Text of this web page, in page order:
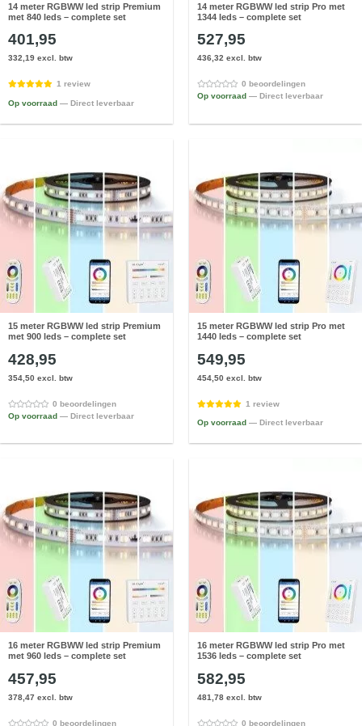
14 meter RGBWW led strip Premium
met 840 leds – complete set
401,95
332,19 excl. btw
1 review
Op voorraad — Direct leverbaar
14 meter RGBWW led strip Pro met
1344 leds – complete set
527,95
436,32 excl. btw
0 beoordelingen
Op voorraad — Direct leverbaar
15 meter RGBWW led strip Premium
met 900 leds – complete set
428,95
354,50 excl. btw
0 beoordelingen
Op voorraad — Direct leverbaar
15 meter RGBWW led strip Pro met
1440 leds – complete set
549,95
454,50 excl. btw
1 review
Op voorraad — Direct leverbaar
16 meter RGBWW led strip Premium
met 960 leds – complete set
457,95
378,47 excl. btw
0 beoordelingen
16 meter RGBWW led strip Pro met
1536 leds – complete set
582,95
481,78 excl. btw
0 beoordelingen